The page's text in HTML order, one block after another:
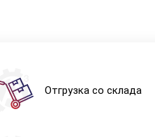
Отгрузка со склада